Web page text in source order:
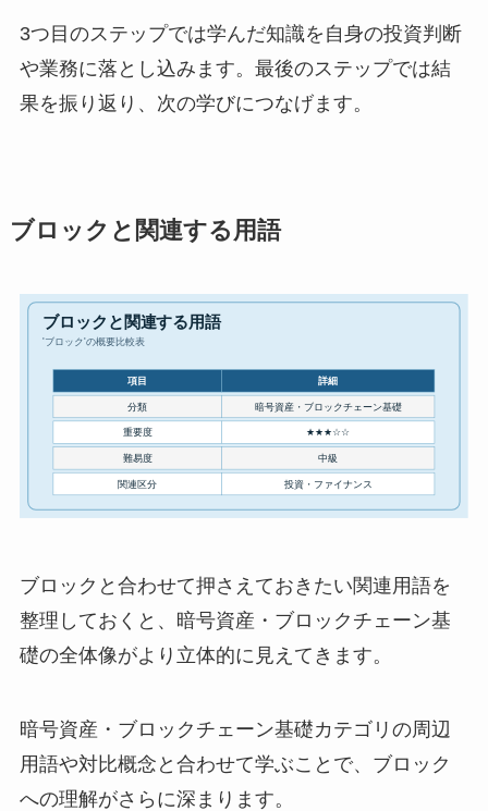
3つ目のステップでは学んだ知識を自身の投資判断
や業務に落とし込みます。最後のステップでは結
果を振り返り、次の学びにつなげます。
ブロックと関連する用語
ブロックと合わせて押さえておきたい関連用語を
整理しておくと、暗号資産・ブロックチェーン基
礎の全体像がより立体的に見えてきます。
暗号資産・ブロックチェーン基礎カテゴリの周辺
用語や対比概念と合わせて学ぶことで、ブロック
への理解がさらに深まります。